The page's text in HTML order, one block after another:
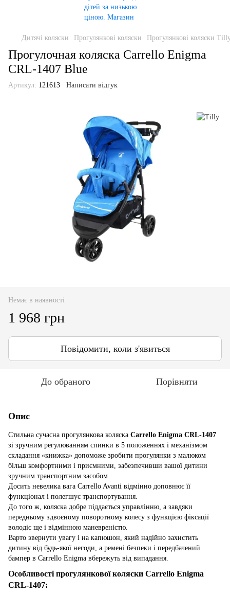
Дитячі коляски Прогулянкові коляски Прогулянкові коляски
Прогулочная коляска Carrello Enigma
CRL-1407 Blue
Артикул: 121613 Написати відгук
Немає в наявності
1 968 грн
Повідомити, коли з'явиться
До обраного Порівняти
Опис
Стильна сучасна прогулянкова коляска Carrello Enigma CRL-1407
зі зручним регулюванням спинки в 5 положеннях і механізмом
складання «книжка» допоможе зробити прогулянки з малюком
більш комфортними і приємними, забезпечивши вашої дитини
зручним транспортним засобом.
Досить невелика вага Carrello Avanti відмінно доповнює її
функціонал і полегшує транспортування.
До того ж, коляска добре піддається управлінню, а завдяки
передньому здвоєному поворотному колесу з функцією фіксації
володіє ще і відмінною маневреністю.
Варто звернути увагу і на капюшон, який надійно захистить
дитину від будь-якої негоди, а ремені безпеки і передбачений
бампер в Carrello Enigma вбережуть від випадання.
Особливості прогулянкової коляски Carrello Enigma
CRL-1407: